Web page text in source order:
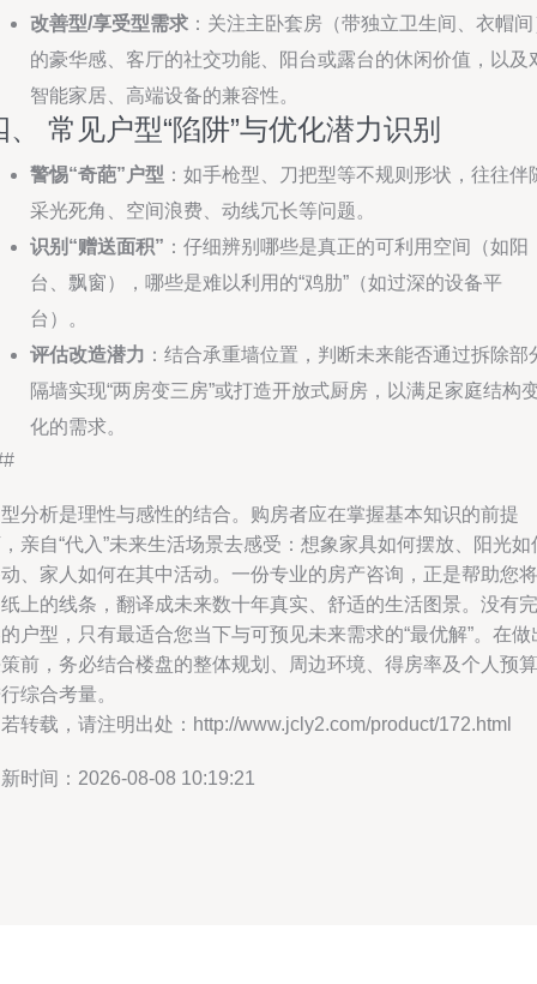
改善型/享受型需求 ：关注主卧套房（带独立卫生间、衣帽
的豪华感、客厅的社交功能、阳台或露台的休闲价值，以及
智能家居、高端设备的兼容性。
、 常见户型“陷阱”与优化潜力识别
警惕“奇葩”户型 ：如手枪型、刀把型等不规则形状，往往伴
采光死角、空间浪费、动线冗长等问题。
识别“赠送面积” ：仔细辨别哪些是真正的可利用空间（如阳
台、飘窗），哪些是难以利用的“鸡肋”（如过深的设备平
台）。
评估改造潜力 ：结合承重墙位置，判断未来能否通过拆除部
隔墙实现“两房变三房”或打造开放式厨房，以满足家庭结构
化的需求。
分析是理性与感性的结合。购房者应在掌握基本知识的前提
亲自“代入”未来生活场景去感受：想象家具如何摆放、阳光如
、家人如何在其中活动。一份专业的房产咨询，正是帮助您将
上的线条，翻译成未来数十年真实、舒适的生活图景。没有完
户型，只有最适合您当下与可预见未来需求的“最优解”。在做
前，务必结合楼盘的整体规划、周边环境、得房率及个人预算
综合考量。
转载，请注明出处：http://www.jcly2.com/product/172.html
时间：2026-08-08 10:19:21